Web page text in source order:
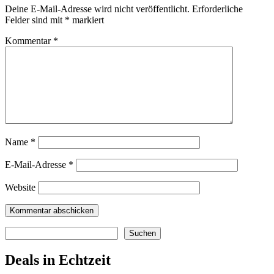
Deine E-Mail-Adresse wird nicht veröffentlicht. Erforderliche
Felder sind mit * markiert
Kommentar *
Name *
E-Mail-Adresse *
Website
Suchen
Deals in Echtzeit